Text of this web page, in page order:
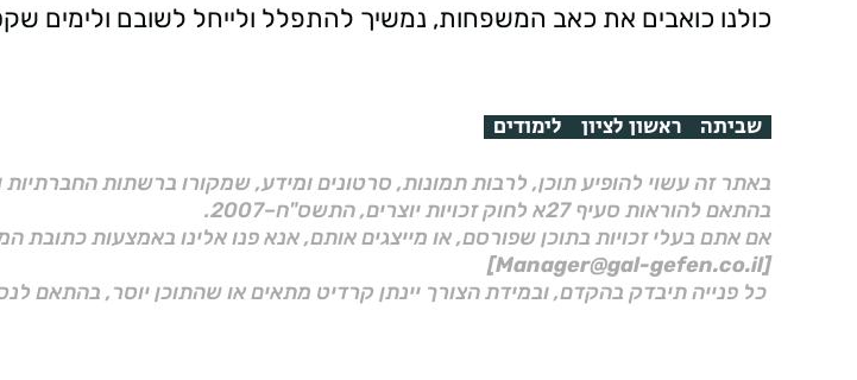
כולנו כואבים את כאב המשפחות, נמשיך להתפלל ולייחל לשובם ולימים
שביתה ראשון לציון לימודים
באתר זה עשוי להופיע תוכן, לרבות תמונות, סרטונים ומידע, שמקורו ברשתות החברתיות
בהתאם להוראות סעיף 27א לחוק זכויות יוצרים, התשס"ח–2007.
אם אתם בעלי זכויות בתוכן שפורסם, או מייצגים אותם, אנא פנו אלינו באמצעות כתובת
[Manager@gal-gefen.co.il]
כל פנייה תיבדק בהקדם, ובמידת הצורך יינתן קרדיט מתאים או שהתוכן יוסר, בהתאם